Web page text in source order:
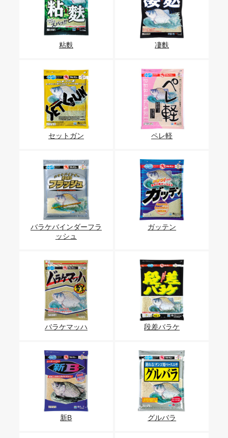
粘麩 凄麩
セットガン ペレ軽
バラケバインダーフラ
ッシュ
ガッテン
バラケマッハ 段差バラケ
新B グルバラ